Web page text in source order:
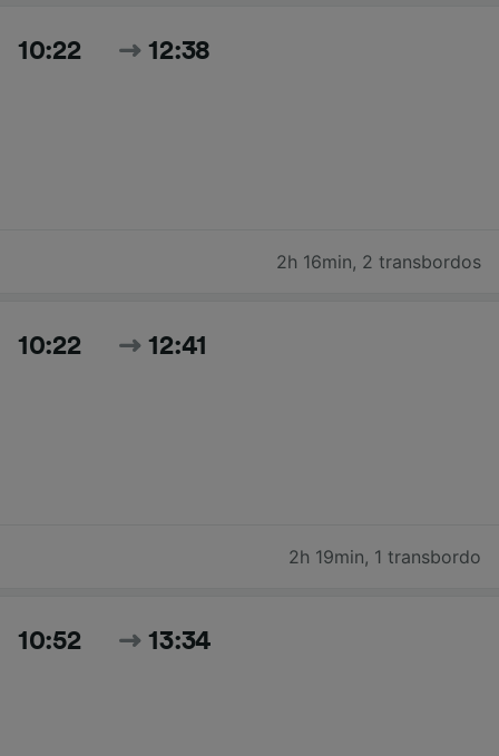
10:22 12:38
2h 16min, 2 transbordos
10:22 12:41
2h 19min, 1 transbordo
10:52 13:34